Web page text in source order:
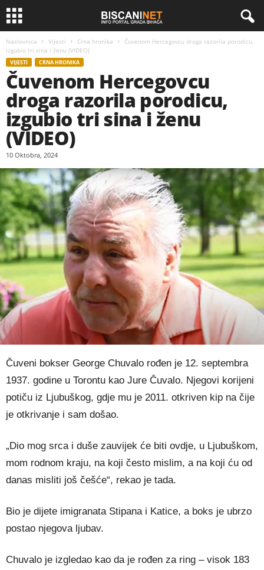
Naslovnica Vijesti Crna hronika
Čuvenom Hercegovcu droga razorila porodicu,
izgubio tri sina i ženu (VIDEO)
VIJESTI CRNA HRONIKA
Čuvenom Hercegovcu
droga razorila porodicu,
izgubio tri sina i ženu
(VIDEO)
10 Oktobra, 2024
Čuveni bokser George Chuvalo rođen je 12. septembra
1937. godine u Torontu kao Jure Čuvalo. Njegovi korijeni
potiču iz Ljubuškog, gdje mu je 2011. otkriven kip na čije
je otkrivanje i sam došao.
„Dio mog srca i duše zauvijek će biti ovdje, u Ljubuškom,
mom rodnom kraju, na koji često mislim, a na koji ću od
danas misliti još češće“, rekao je tada.
Bio je dijete imigranata Stipana i Katice, a boks je ubrzo
postao njegova ljubav.
Chuvalo je izgledao kao da je rođen za ring – visok 183